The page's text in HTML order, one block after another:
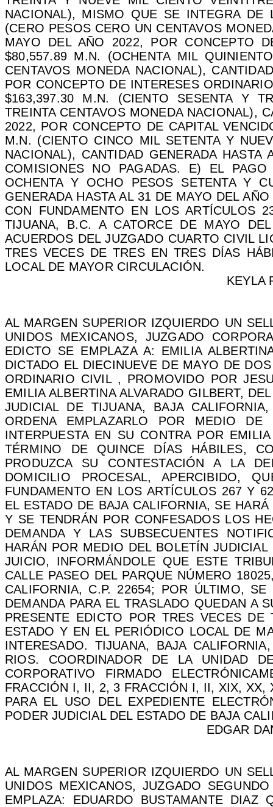
NACIONAL), MISMO QUE SE INTEGRA
(CERO PESOS CERO UN CENTAVOS
MAYO DEL AÑO 2022, POR CONCEPTO
$80,557.89 M.N. (OCHENTA MIL
CENTAVOS MONEDA NACIONAL),
POR CONCEPTO DE INTERESES
$163,397.30 M.N. (CIENTO SESENTA Y
TREINTA CENTAVOS MONEDA NACIONAL),
2022, POR CONCEPTO DE CAPITAL
M.N. (CIENTO CINCO MIL SETENTA Y
NACIONAL), CANTIDAD GENERADA
COMISIONES NO PAGADAS. E) EL
OCHENTA Y OCHO PESOS SETENTA Y
GENERADA HASTA AL 31 DE MAYO DEL
CON FUNDAMENTO EN LOS ARTÍCULOS
TIJUANA, B.C. A CATORCE DE MAYO
ACUERDOS DEL JUZGADO CUARTO CIVIL
TRES VECES DE TRES EN TRES DÍAS
LOCAL DE MAYOR CIRCULACIÓN.
KEYLA
AL MARGEN SUPERIOR IZQUIERDO UN
UNIDOS MEXICANOS, JUZGADO
EDICTO SE EMPLAZA A: EMILIA
DICTADO EL DIECINUEVE DE MAYO DE
ORDINARIO CIVIL , PROMOVIDO POR
EMILIA ALBERTINA ALVARADO GILBERT,
JUDICIAL DE TIJUANA, BAJA
ORDENA EMPLAZARLO POR MEDIO
INTERPUESTA EN SU CONTRA POR
TÉRMINO DE QUINCE DÍAS HÁBILES,
PRODUZCA SU CONTESTACIÓN A LA
DOMICILIO PROCESAL, APERCIBIDO,
FUNDAMENTO EN LOS ARTÍCULOS 267 Y
EL ESTADO DE BAJA CALIFORNIA, SE
Y SE TENDRÁN POR CONFESADOS LOS
DEMANDA Y LAS SUBSECUENTES
HARÁN POR MEDIO DEL BOLETÍN
JUICIO, INFORMÁNDOLE QUE ESTE
CALLE PASEO DEL PARQUE NÚMERO
CALIFORNIA, C.P. 22654; POR ÚLTIMO,
DEMANDA PARA EL TRASLADO QUEDAN A
PRESENTE EDICTO POR TRES VECES
ESTADO Y EN EL PERIÓDICO LOCAL DE
INTERESADO. TIJUANA, BAJA
RIOS. COORDINADOR DE LA UNIDAD
CORPORATIVO FIRMADO
FRACCIÓN I, II, 2, 3 FRACCIÓN I, II, XIX, XX,
PARA EL USO DEL EXPEDIENTE
PODER JUDICIAL DEL ESTADO DE BAJA
EDGAR
AL MARGEN SUPERIOR IZQUIERDO UN
UNIDOS MEXICANOS, JUZGADO
EMPLAZA: EDUARDO BUSTAMANTE DIAZ